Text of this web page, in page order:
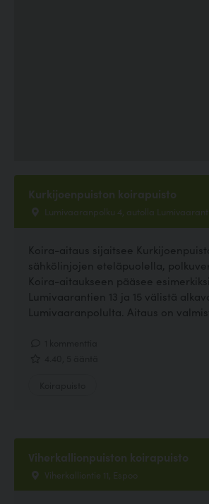
Kurkijoenpuiston koirapuisto
Lumivaaranpolku 4, autolla
Koira-aitaus sijaitsee
sähkölinjojen eteläpuolella,
Koira-aitaukseen pääsee esimerkiksi
Lumivaarantien 13 ja 15 välistä
Lumivaaranpolulta. Aitaus on
Viherkallionpuiston koirapuisto
Viherkalliontie 11, Espoo